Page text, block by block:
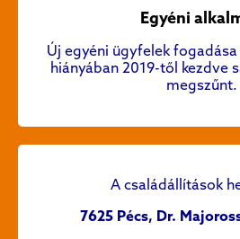
Egyéni
Új egyéni ügyfelek
hiányában 2019-től kezdve
megszűnt.
A családállítások
7625 Pécs, Dr.